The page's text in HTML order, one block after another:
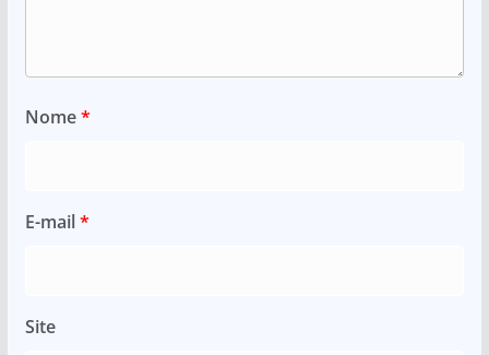
Nome*
E-mail*
Site